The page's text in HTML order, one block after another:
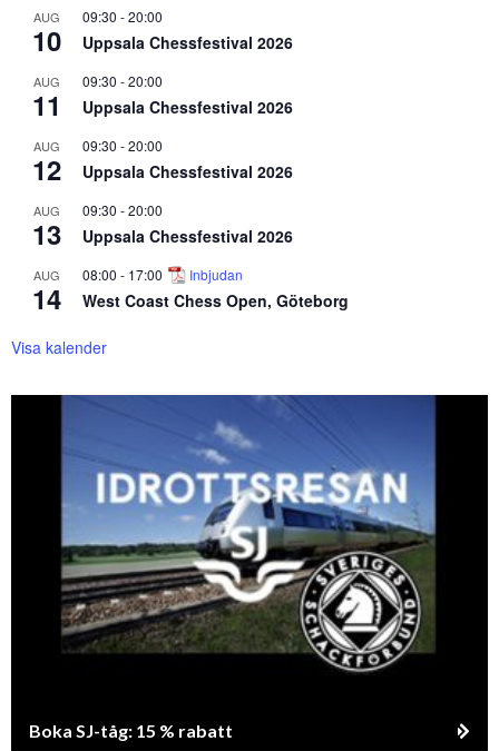
AUG
10
09:30 -20:00
Uppsala Chessfestival 2026
AUG
11
09:30 -20:00
Uppsala Chessfestival 2026
AUG
12
09:30 -20:00
Uppsala Chessfestival 2026
AUG
13
09:30 -20:00
Uppsala Chessfestival 2026
AUG
14
08:00 - 17:00 Inbjudan
West Coast Chess Open, Göteborg
Visa kalender
Boka SJ-tåg: 15 % rabatt